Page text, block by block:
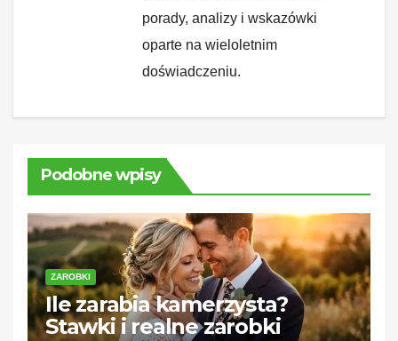
porady, analizy i wskazówki
oparte na wieloletnim
doświadczeniu.
Podobne wpisy
ZAROBKI
Ile zarabia kamerzysta?
Stawki i realne zarobki